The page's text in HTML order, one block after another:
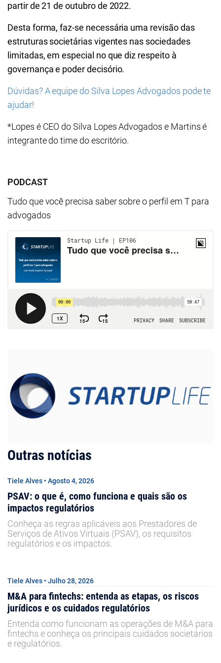
partir de 21 de outubro de 2022.
Desta forma, faz-se necessária uma revisão das
estruturas societárias vigentes nas sociedades
limitadas, em especial no que diz respeito à
governança e poder decisório.
Dúvidas? A equipe do Silva Lopes Advogados pode te
ajudar!
*Lopes é CEO do Silva Lopes Advogados e Martins é
integrante do time do escritório.
PODCAST
Tudo que você precisa saber sobre o perfil em T para
advogados
Outras notícias
Tiele Alves • Agosto 4, 2026
PSAV: o que é, como funciona e quais são os
impactos regulatórios
Conheça as regras aplicáveis aos Prestadores de
Serviços de Ativos Virtuais (PSAV), os requisitos
regulatórios e os impactos.
Tiele Alves • Julho 28, 2026
M&A para fintechs: entenda as etapas, os riscos
jurídicos e os cuidados regulatórios
Entenda como funcionam as operações de M&A para
fintechs e conheça os principais cuidados societários
e regulatórios.